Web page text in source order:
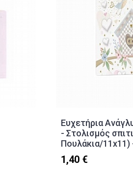
Ευχετήρια
- Στολισμός
Πουλάκια/11x11)
1,40 €